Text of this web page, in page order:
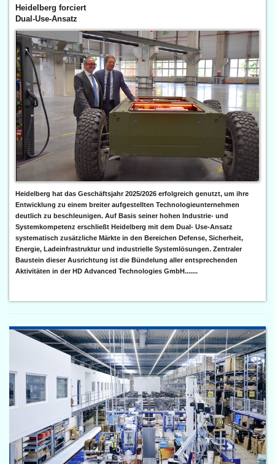
Heidelberg forciert
Dual-Use-Ansatz
Heidelberg hat das Geschäftsjahr 2025/2026 erfolgreich genutzt, um ihre
Entwicklung zu einem breiter aufgestellten Technologieunternehmen
deutlich zu beschleunigen. Auf Basis seiner hohen Industrie- und
Systemkompetenz erschließt Heidelberg mit dem Dual- Use-Ansatz
systematisch zusätzliche Märkte in den Bereichen Defense, Sicherheit,
Energie, Ladeinfrastruktur und industrielle Systemlösungen. Zentraler
Baustein dieser Ausrichtung ist die Bündelung aller entsprechenden
Aktivitäten in der HD Advanced Technologies GmbH.......